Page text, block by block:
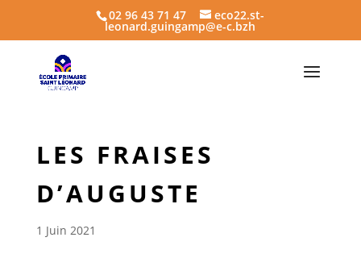
02 96 43 71 47 eco22.st-
leonard.guingamp@e-c.bzh
LES FRAISES
D’AUGUSTE
1 Juin 2021